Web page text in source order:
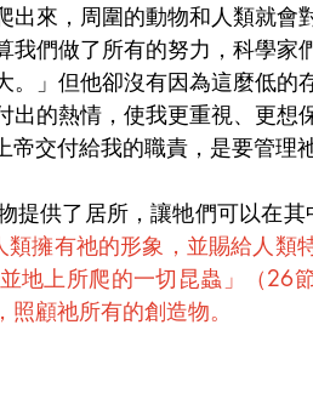
出來，周圍的動物和人類就會
我們做了所有的努力，科學家
。」但他卻沒有因為這麼低的
的熱情，使我更重視、更想
交付給我的職責，是要管理
供了居所，讓牠們可以在其
擁有祂的形象，並賜給人類
地上所爬的一切昆蟲」（26
顧祂所有的創造物。